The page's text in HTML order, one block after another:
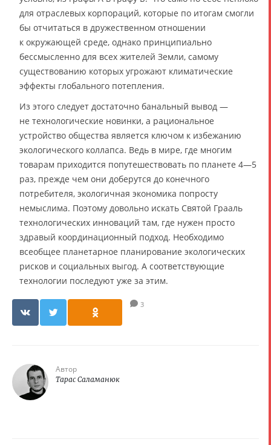
для отраслевых корпораций, которые по итогам смогли
бы отчитаться в дружественном отношении
к окружающей среде, однако принципиально
бессмысленно для всех жителей Земли, самому
существованию которых угрожают климатические
эффекты глобального потепления.
Из этого следует достаточно банальный вывод —
не технологические новинки, а рациональное
устройство общества является ключом к избежанию
экологического коллапса. Ведь в мире, где многим
товарам приходится попутешествовать по планете 4—5
раз, прежде чем они доберутся до конечного
потребителя, экологичная экономика попросту
немыслима. Поэтому довольно искать Святой Грааль
технологических инноваций там, где нужен просто
здравый координационный подход. Необходимо
всеобщее планетарное планирование экологических
рисков и социальных выгод. А соответствующие
технологии последуют уже за этим.
3
Автор
Тарас Саламанюк